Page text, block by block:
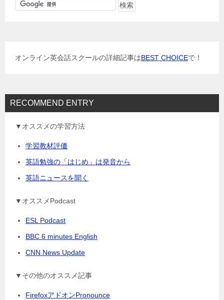
オンライン英会話スクールの詳細記事はBEST CHOICEで！
RECOMMEND ENTRY
▼オススメの学習方法
学習教材評価
英語勉強の「はじめ」は発音から
英語ニュースを聞く
▼オススメPodcast
ESL Podcast
BBC 6 minutes English
CNN News Update
▼その他のオススメ記事
FirefoxアドオンPronounce